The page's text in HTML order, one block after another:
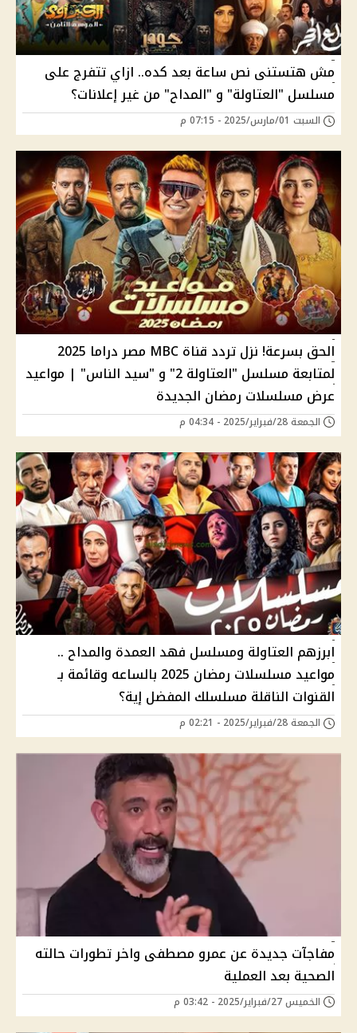
مش هتستنى نص ساعة بعد كده.. ازاي تتفرج على
مسلسل "العتاولة" و "المداح" من غير إعلانات؟
السبت 01/مارس/2025 - 07:15 م
الحق بسرعة! نزل تردد قناة MBC مصر دراما 2025
لمتابعة مسلسل "العتاولة 2" و "سيد الناس" | مواعيد
عرض مسلسلات رمضان الجديدة
الجمعة 28/فبراير/2025 - 04:34 م
ابرزهم العتاولة ومسلسل فهد العمدة والمداح ..
مواعيد مسلسلات رمضان 2025 بالساعه وقائمة بـ
القنوات الناقلة مسلسلك المفضل إية؟
الجمعة 28/فبراير/2025 - 02:21 م
مفاجآت جديدة عن عمرو مصطفى واخر تطورات حالته
الصحية بعد العملية
الخميس 27/فبراير/2025 - 03:42 م